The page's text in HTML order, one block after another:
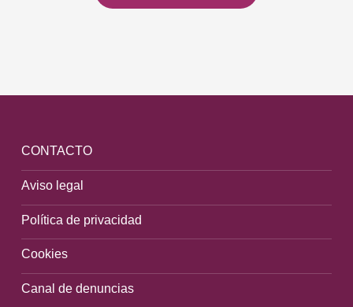
CONTACTO
Aviso legal
Política de privacidad
Cookies
Canal de denuncias